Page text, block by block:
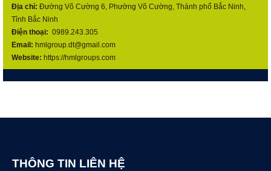
Địa chỉ: Đường Võ Cường 6, Phường Võ Cường, Thành phố Bắc Ninh,
Tỉnh Bắc Ninh
Điện thoại: 0989.243.305
Email: hmlgroup.dt@gmail.com
Website: https://hmlgroups.com
THÔNG TIN LIÊN HỆ